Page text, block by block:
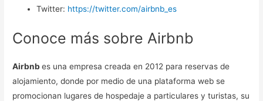
Twitter: https://twitter.com/airbnb_es
Conoce más sobre Airbnb
Airbnbes una empresa creada en 2012 para reservas de
alojamiento, donde por medio de una plataforma web se
promocionan lugares de hospedaje a particulares y turistas, su